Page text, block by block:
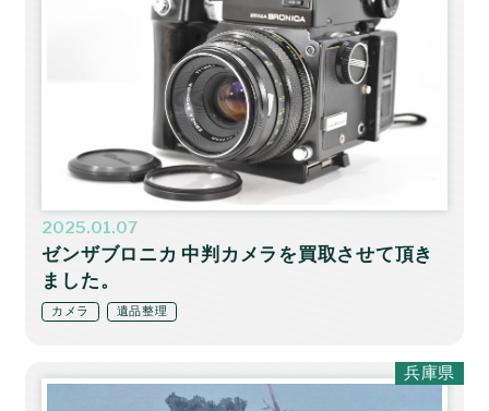
2025.01.07
ゼンザブロニカ 中判カメラを買取させて頂き
ました。
カメラ 遺品整理
兵庫県